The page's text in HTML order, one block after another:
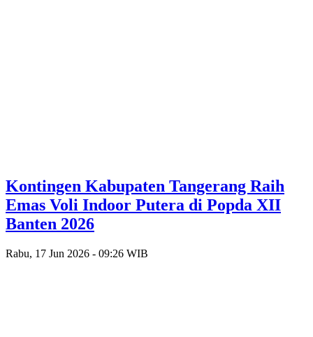
Kontingen Kabupaten Tangerang Raih
Emas Voli Indoor Putera di Popda XII
Banten 2026
Rabu, 17 Jun 2026 - 09:26 WIB